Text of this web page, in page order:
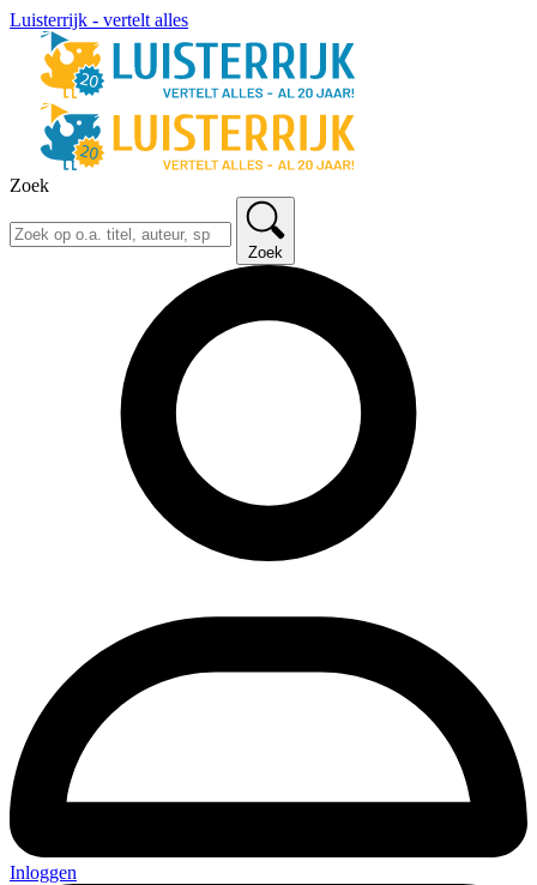
Luisterrijk - vertelt alles
Zoek
Zoek
Inloggen